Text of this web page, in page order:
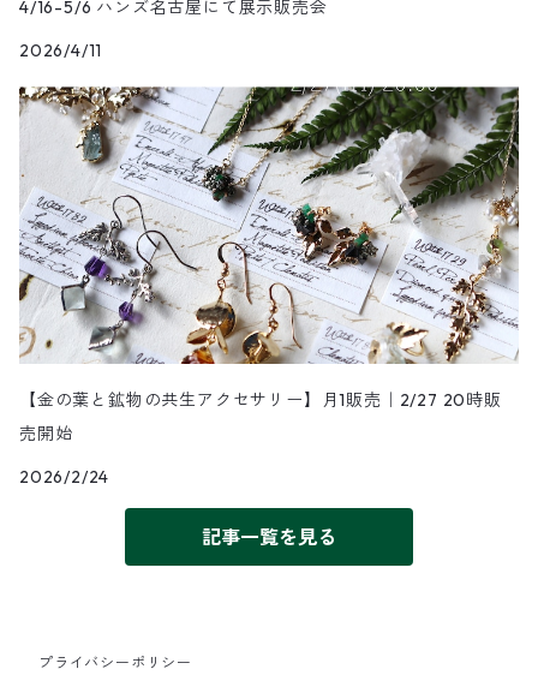
4/16-5/6 ハンズ名古屋にて展示販売会
2026/4/11
【金の葉と鉱物の共生アクセサリー】月1販売｜2/27 20時販
売開始
2026/2/24
記事一覧を見る
プライバシーポリシー